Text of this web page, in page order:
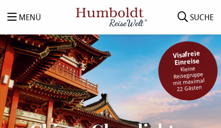
MENÜ SUCHE
Visafreie
Einreise
Kleine
Reisegruppe
mit maximal
22 Gästen